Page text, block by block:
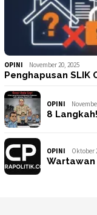
OPINI November 20, 2025
Penghapusan SLIK
OPINI
8
OPINI Oktober
Wartawan